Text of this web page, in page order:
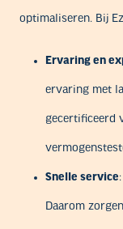
optimaliseren. Bij
Ervaring en
ervaring met
gecertificeerd
Snelle service
Daarom